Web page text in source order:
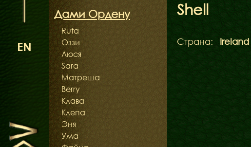
Дами Ордену
Ruta
Оззи
Люся
Sara
Матреша
Berry
Клава
Клепа
Эня
Ума
Shell
Страна: Ireland
EN